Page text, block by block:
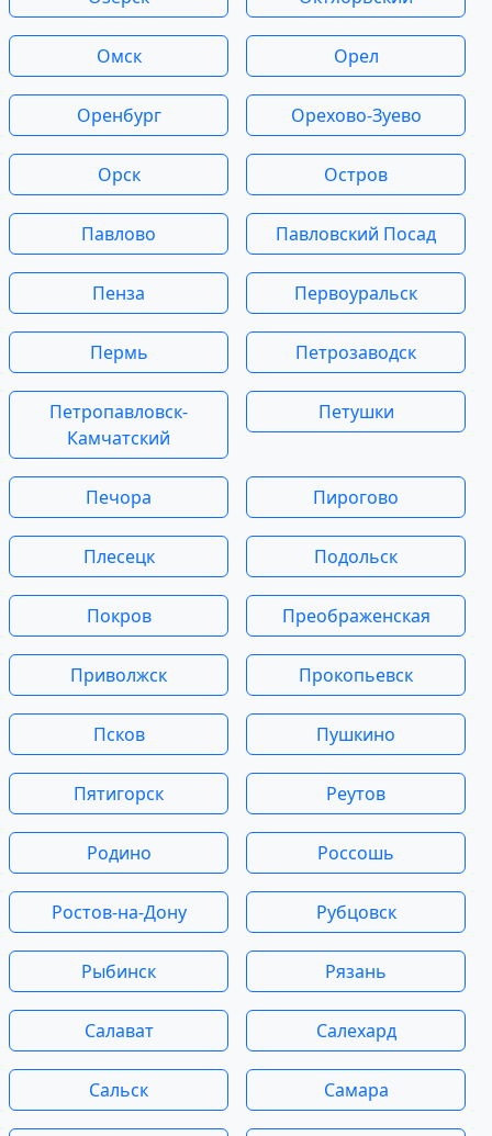
Омск Орел
Оренбург Орехово-Зуево
Орск Остров
Павлово Павловский Посад
Пенза Первоуральск
Пермь Петрозаводск
Петропавловск-
Камчатский
Петушки
Печора Пирогово
Плесецк Подольск
Покров Преображенская
Приволжск Прокопьевск
Псков Пушкино
Пятигорск Реутов
Родино Россошь
Ростов-на-Дону Рубцовск
Рыбинск Рязань
Салават Салехард
Сальск Самара